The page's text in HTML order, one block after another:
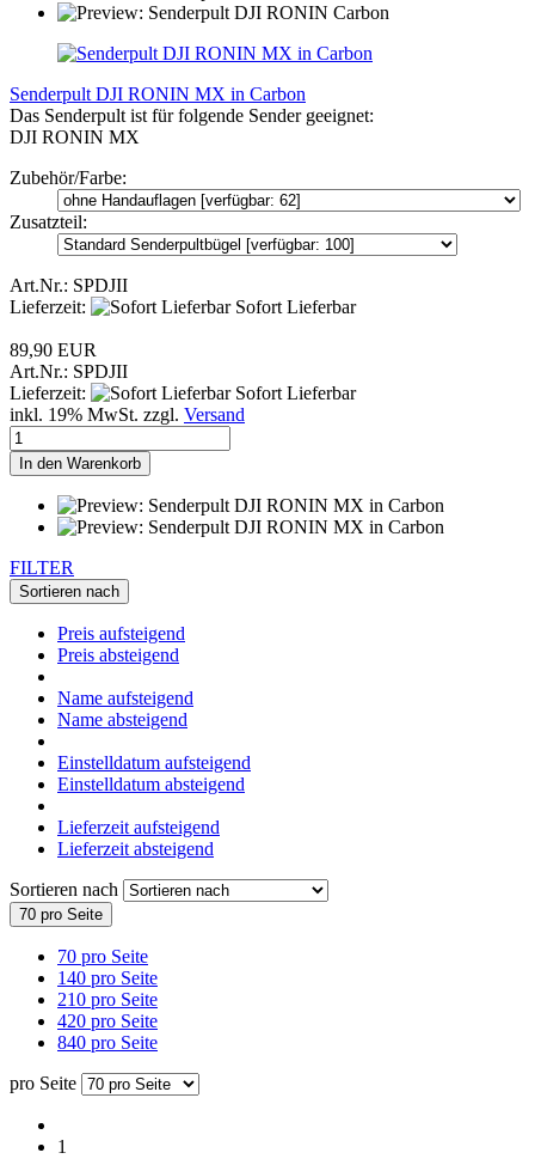
Senderpult DJI RONIN MX in Carbon
Das Senderpult ist für folgende Sender geeignet:
DJI RONIN MX
Zubehör/Farbe:
Zusatzteil:
Art.Nr.: SPDJII
Lieferzeit:
Sofort Lieferbar
89,90 EUR
Art.Nr.: SPDJII
Lieferzeit:
Sofort Lieferbar
inkl. 19% MwSt. zzgl. Versand
In den Warenkorb
FILTER
Sortieren nach
Preis aufsteigend
Preis absteigend
Name aufsteigend
Name absteigend
Einstelldatum aufsteigend
Einstelldatum absteigend
Lieferzeit aufsteigend
Lieferzeit absteigend
Sortieren nach
70 pro Seite
70 pro Seite
140 pro Seite
210 pro Seite
420 pro Seite
840 pro Seite
pro Seite
1